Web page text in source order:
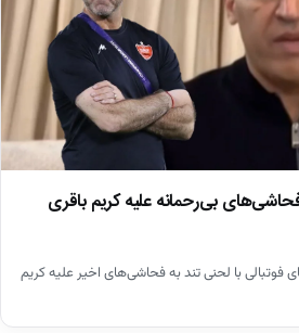
بی‌رحمانه علیه کریم باقری
فوتبالی با لحنی تند به فحاشی‌های اخیر علیه کریم